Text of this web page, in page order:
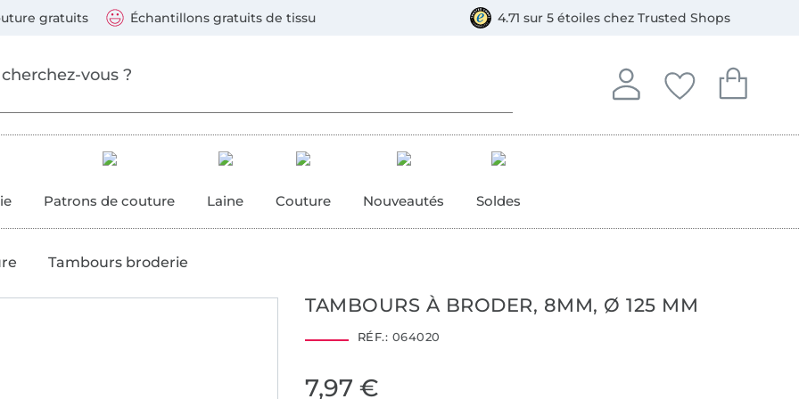
gratuits Échantillons gratuits de tissu 4.71 sur 5 étoiles chez Trusted Shops
Se connecter
Se connecter à votre
Mes favoris
Vous avez
Mon
Vous avez
Patrons de couture Laine Couture Nouveautés Soldes
Tambours broderie
TAMBOURS À BRODER, 8MM, Ø 125 MM
RÉF.: 064020
7,97 €
suivants : Visa, Mastercard, Carte bleue, PayPal, Virement, Bancontact